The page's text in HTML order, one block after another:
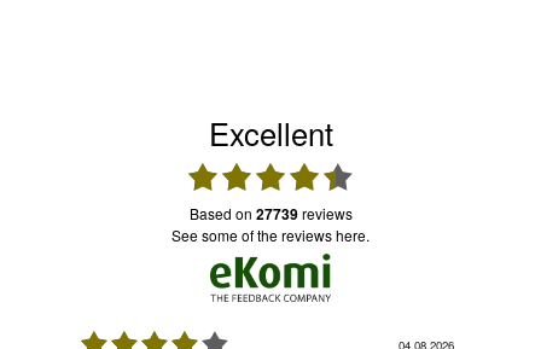
Excellent
based on 27739reviews
see some of the reviews here.
03.08.2026